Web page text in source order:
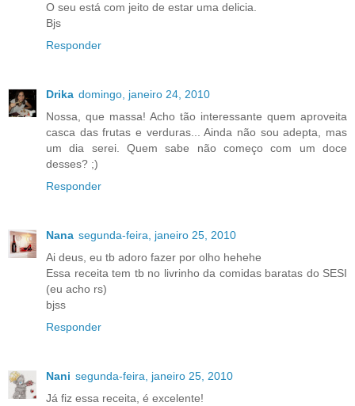
O seu está com jeito de estar uma delicia.
Bjs
Responder
Drika domingo, janeiro 24, 2010
Nossa, que massa! Acho tão interessante quem aproveita
casca das frutas e verduras... Ainda não sou adepta, mas
um dia serei. Quem sabe não começo com um doce
desses? ;)
Responder
Nana segunda-feira, janeiro 25, 2010
Ai deus, eu tb adoro fazer por olho hehehe
Essa receita tem tb no livrinho da comidas baratas do SESI
(eu acho rs)
bjss
Responder
Nani segunda-feira, janeiro 25, 2010
Já fiz essa receita, é excelente!